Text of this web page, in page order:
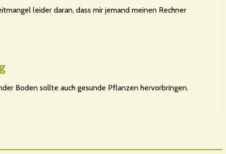
leider daran, dass mir jemand meinen Rechner
Boden sollte auch gesunde Pflanzen hervorbringen.